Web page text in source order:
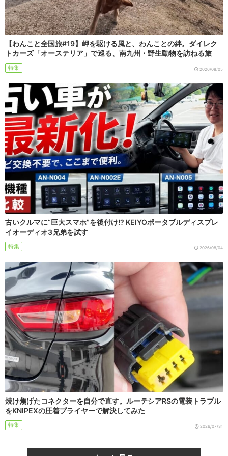
【わんこと全国旅#19】岬を駆ける風と、わんことの絆。ダイレク
トカーズ「オーステリア」で巡る、南九州・野生動物を訪ねる旅
特集 2026/08/05
古いクルマに“巨大スマホ”を後付け!? KEIYOポータブルディスプレ
イオーディオ3兄弟を試す
特集 2026/08/04
焼け焦げたコネクターを自分で直す。ルーテシアRSの電装トラブル
をKNIPEXの圧着プライヤーで解決してみた
特集 2026/07/31